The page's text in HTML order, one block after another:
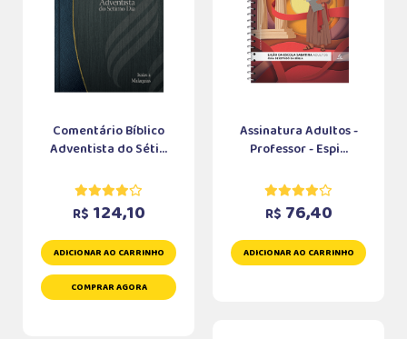
Comentário Bíblico
Adventista do Séti...
R$ 124,10
ADICIONAR AO CARRINHO
COMPRAR AGORA
Assinatura Adultos -
Professor - Espi...
R$ 76,40
ADICIONAR AO CARRINHO